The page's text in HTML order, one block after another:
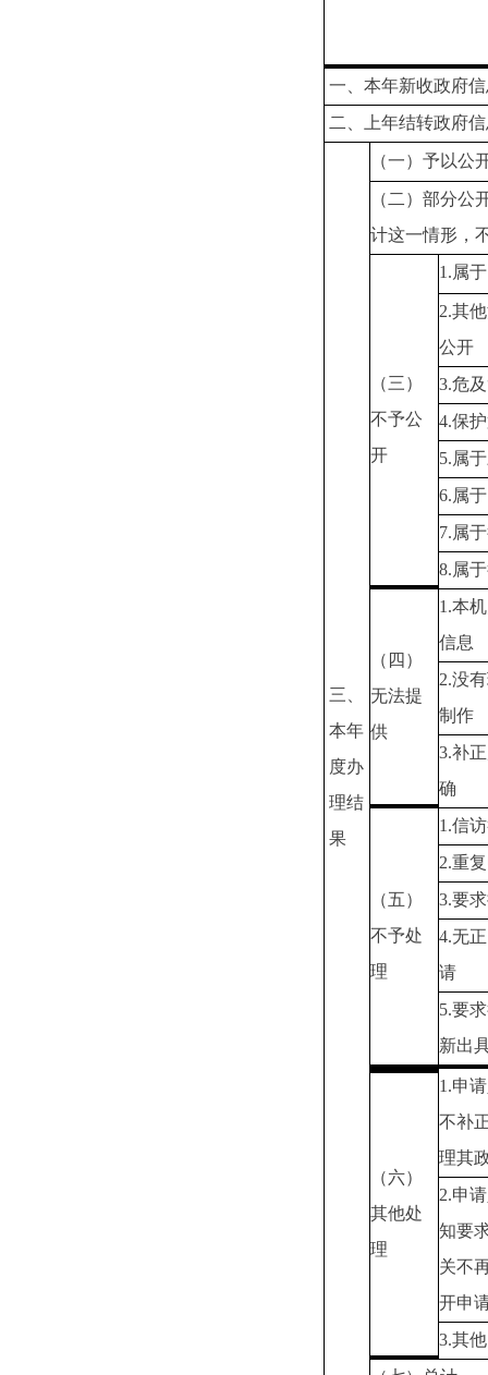
一、本年新收政府
二、上年结转政府
三、
本年
度办
理结
果
（一）予以公
（二）部分公
计这一情形，
（三）
不予公
开
1.属
2.其
公开
3.危
4.保
5.属
6.属
7.属
8.属
（四）
无法提
供
1.本
信息
2.没
制作
3.补
确
（五）
不予处
理
1.信
2.重
3.要
4.无
请
5.要
新出
（六）
其他处
理
1.申
不补
理其
2.申
知要
关不
开申
3.其他